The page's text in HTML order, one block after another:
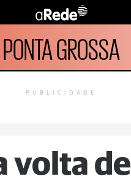
PONTA GROSSA
PUBLICIDADE
volta de